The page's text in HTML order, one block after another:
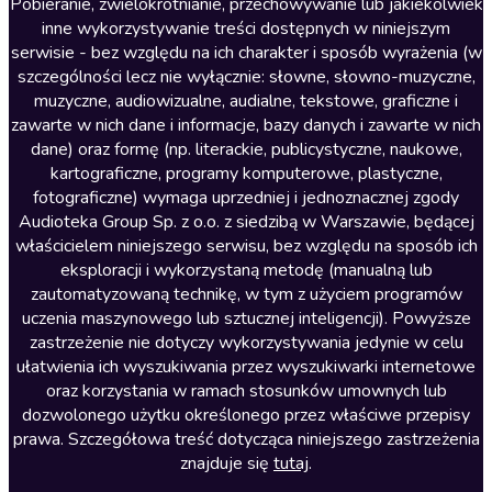
Literatura faktu
Literatura obyczajowa
Literatura piękna obca
Literatura piękna polska
Nagrania relaksacyjne
Nauka języków
Nauki humanistyczne
Podcasty i audycje
Polityka
Prasa
Religia
Romans
inne wykorzystywanie treści dostępnych w niniejszym
serwisie - bez względu na ich charakter i sposób wyrażenia (w
szczególności lecz nie wyłącznie: słowne, słowno-muzyczne,
muzyczne, audiowizualne, audialne, tekstowe, graficzne i
zawarte w nich dane i informacje, bazy danych i zawarte w nich
dane) oraz formę (np. literackie, publicystyczne, naukowe,
kartograficzne, programy komputerowe, plastyczne,
fotograficzne) wymaga uprzedniej i jednoznacznej zgody
Audioteka Group Sp. z o.o. z siedzibą w Warszawie, będącej
właścicielem niniejszego serwisu, bez względu na sposób ich
eksploracji i wykorzystaną metodę (manualną lub
zautomatyzowaną technikę, w tym z użyciem programów
uczenia maszynowego lub sztucznej inteligencji). Powyższe
zastrzeżenie nie dotyczy wykorzystywania jedynie w celu
ułatwienia ich wyszukiwania przez wyszukiwarki internetowe
oraz korzystania w ramach stosunków umownych lub
dozwolonego użytku określonego przez właściwe przepisy
prawa. Szczegółowa treść dotycząca niniejszego zastrzeżenia
znajduje się tutaj.